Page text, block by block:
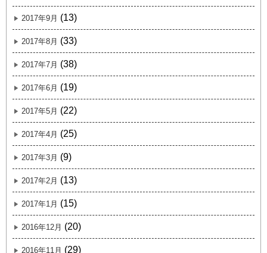
2017年9月 (13)
2017年8月 (33)
2017年7月 (38)
2017年6月 (19)
2017年5月 (22)
2017年4月 (25)
2017年3月 (9)
2017年2月 (13)
2017年1月 (15)
2016年12月 (20)
2016年11月 (29)